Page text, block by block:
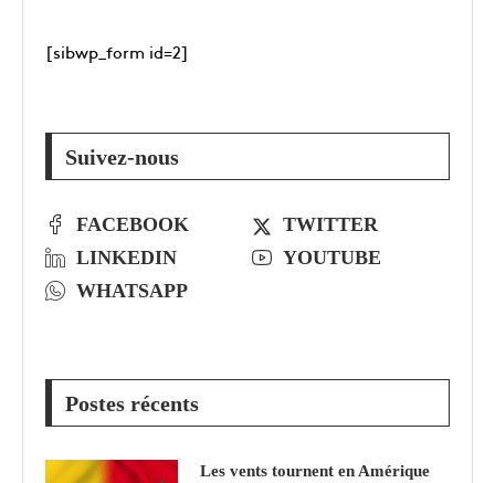
[sibwp_form id=2]
Suivez-nous
FACEBOOK
TWITTER
LINKEDIN
YOUTUBE
WHATSAPP
Postes récents
Les vents tournent en Amérique